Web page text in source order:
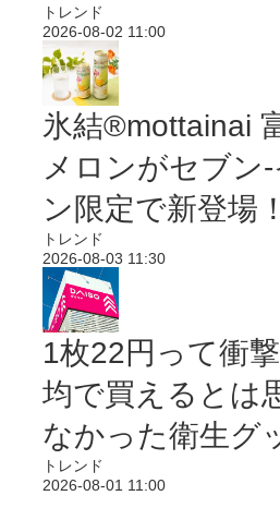
トレンド
2026-08-02 11:00
氷結®mottainai
メロンがセブン
ン限定で新登場！
トレンド
2026-08-03 11:30
1枚22円って衝
均で買えるとは
なかった衛生グ
トレンド
2026-08-01 11:00